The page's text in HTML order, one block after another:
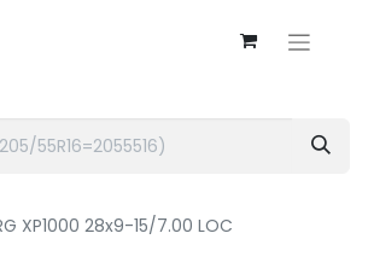
XP1000 28x9-15/7.00 LOC